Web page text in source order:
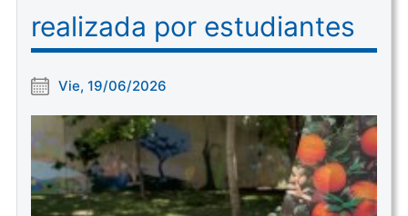
realizada por estudiantes
Vie, 19/06/2026